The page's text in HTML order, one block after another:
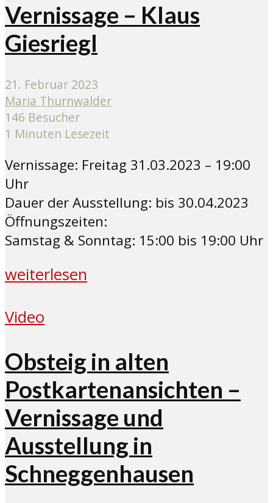
Vernissage – Klaus
Giesriegl
21. Februar 2023
Maria Thurnwalder
146 Besucher
1 Minuten Lesezeit
Vernissage: Freitag 31.03.2023 – 19:00
Uhr
Dauer der Ausstellung: bis 30.04.2023
Öffnungszeiten:
Samstag & Sonntag: 15:00 bis 19:00 Uhr
weiterlesen
Video
Obsteig in alten
Postkartenansichten –
Vernissage und
Ausstellung in
Schneggenhausen